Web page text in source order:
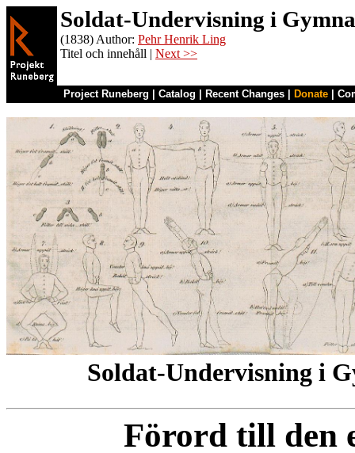
Soldat-Undervisning i
(1838) Author: Pehr Henrik Ling
Titel och innehåll | Next >>
Project Runeberg Catalog Recent Changes Donate
Soldat-Undervisning i
Förord till den